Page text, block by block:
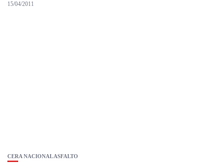
15/04/2011
CERA NACIONAL ASFALTO